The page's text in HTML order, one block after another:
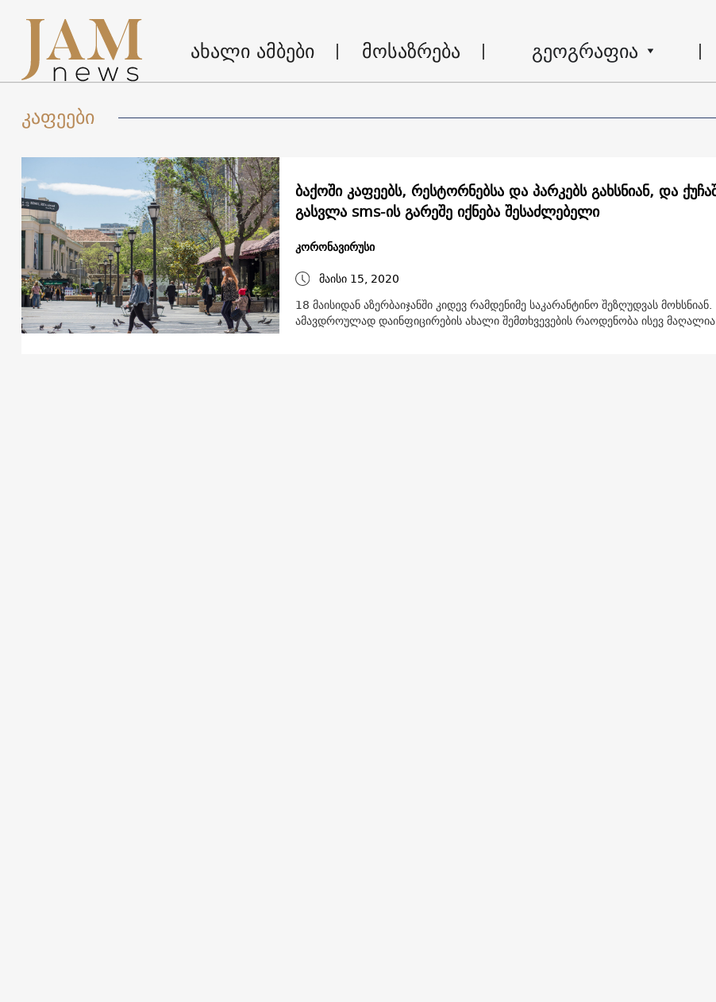
ახალი ამბები მოსაზრება გეოგრაფია
კაფეები
ბაქოში კაფეებს, რესტორნებსა და პარკებს გახსნიან, და ქუჩაში
გასვლა sms-ის გარეშე იქნება შესაძლებელი
კორონავირუსი
მაისი 15, 2020
18 მაისიდან აზერბაიჯანში კიდევ რამდენიმე საკარანტინო შეზღუდვას მოხსნიან.
ამავდროულად დაინფიცირების ახალი შემთხვევების რაოდენობა ისევ მაღალია